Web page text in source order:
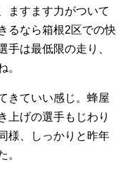
ますます力がついて
るなら箱根2区での快
手は最低限の走り、
。
きていい感じ。蜂屋
上げの選手もじわり
様、しっかりと昨年
。